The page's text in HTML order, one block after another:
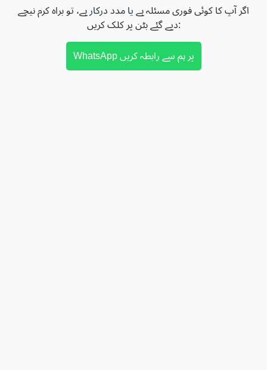
اگر آپ کا کوئی فوری مسئلہ ہے یا مدد درکار ہے، تو براہ کرم نیچے
دیے گئے بٹن پر کلک کریں:
WhatsApp پر ہم سے رابطہ کریں